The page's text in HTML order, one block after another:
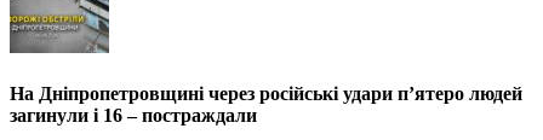
На Дніпропетровщині через російські удари п’ятеро людей
загинули і 16 – постраждали